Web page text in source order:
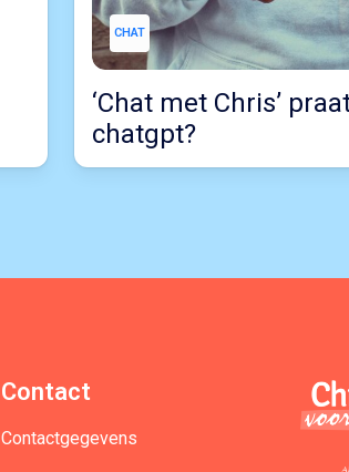
CHAT
‘Chat met Chris’
chatgpt?
Contact
Contactgegevens